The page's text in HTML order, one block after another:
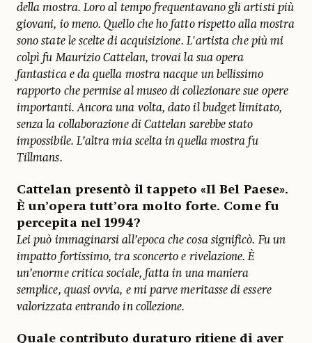
della mostra. Loro al tempo frequentavano gli artisti più
giovani, io meno. Quello che ho fatto rispetto alla mostra
sono state le scelte di acquisizione. L'artista che più mi
colpì fu Maurizio Cattelan, trovai la sua opera
fantastica e da quella mostra nacque un bellissimo
rapporto che permise al museo di collezionare sue opere
importanti. Ancora una volta, dato il budget limitato,
senza la collaborazione di Cattelan sarebbe stato
impossibile. L’altra mia scelta in quella mostra fu
Tillmans.
Cattelan presentò il tappeto «Il Bel Paese».
È un’opera tutt’ora molto forte. Come fu
percepita nel 1994?
Lei può immaginarsi all’epoca che cosa significò. Fu un
impatto fortissimo, tra sconcerto e rivelazione. È
un’enorme critica sociale, fatta in una maniera
semplice, quasi ovvia, e mi parve meritasse di essere
valorizzata entrando in collezione.
Quale contributo duraturo ritiene di aver